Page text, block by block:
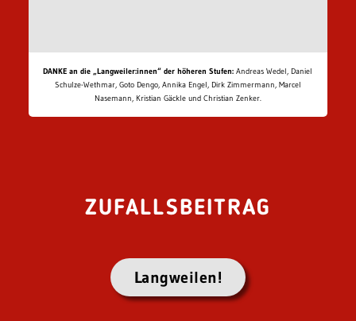
DANKE an die „Langweiler:innen“ der höheren Stufen: Andreas Wedel, Daniel
Schulze-Wethmar, Goto Dengo, Annika Engel, Dirk Zimmermann, Marcel
Nasemann, Kristian Gäckle und Christian Zenker.
ZUFALLSBEITRAG
Langweilen!